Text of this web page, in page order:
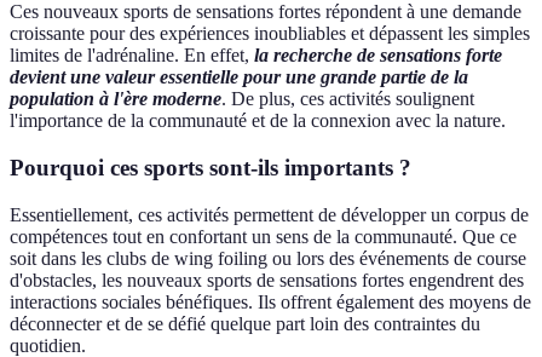
Ces nouveaux sports de sensations fortes répondent à une demande
croissante pour des expériences inoubliables et dépassent les simples
limites de l'adrénaline. En effet, la recherche de sensations forte
devient une valeur essentielle pour une grande partie de la
population à l'ère moderne. De plus, ces activités soulignent
l'importance de la communauté et de la connexion avec la nature.
Pourquoi ces sports sont-ils importants ?
Essentiellement, ces activités permettent de développer un corpus de
compétences tout en confortant un sens de la communauté. Que ce
soit dans les clubs de wing foiling ou lors des événements de course
d'obstacles, les nouveaux sports de sensations fortes engendrent des
interactions sociales bénéfiques. Ils offrent également des moyens de
déconnecter et de se défié quelque part loin des contraintes du
quotidien.